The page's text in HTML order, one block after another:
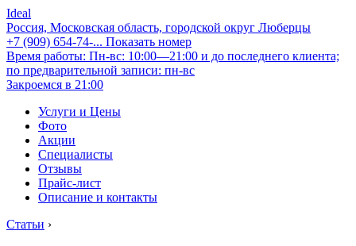
Ideal
Россия, Московская область, городской округ Люберцы
+7 (909) 654-74-... Показать номер
Время работы: Пн-вс: 10:00—21:00 и до последнего клиента;
по предварительной записи: пн-вс
Закроемся в 21:00
Услуги и Цены
Фото
Акции
Специалисты
Отзывы
Прайс-лист
Описание и контакты
Статьи ›